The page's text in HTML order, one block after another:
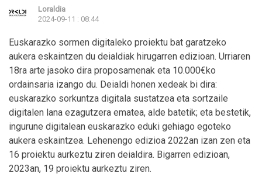
Loraldia
2024-09-11 : 08:44
Euskarazko sormen digitaleko proiektu bat garatzeko
aukera eskaintzen du deialdiak hirugarren edizioan. Urriaren
18ra arte jasoko dira proposamenak eta 10.000€ko
ordainsaria izango du. Deialdi honen xedeak bi dira:
euskarazko sorkuntza digitala sustatzea eta sortzaile
digitalen lana ezagutzera ematea, alde batetik; eta bestetik,
ingurune digitalean euskarazko eduki gehiago egoteko
aukera eskaintzea. Lehenengo edizioa 2022an izan zen eta
16 proiektu aurkeztu ziren deialdira. Bigarren edizioan,
2023an, 19 proiektu aurkeztu ziren.